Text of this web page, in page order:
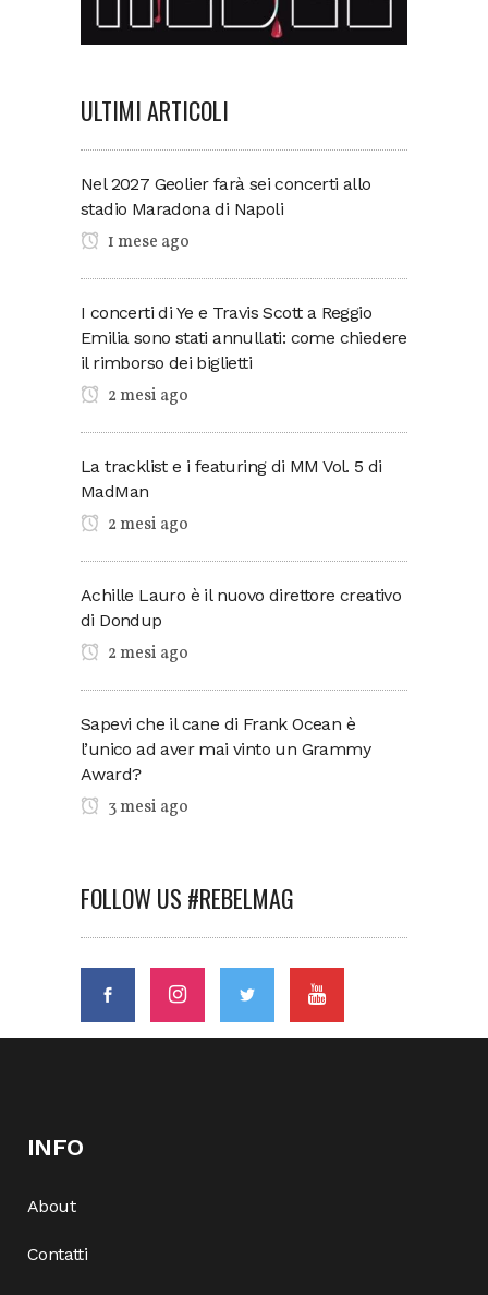
ULTIMI ARTICOLI
Nel 2027 Geolier farà sei concerti allo
stadio Maradona di Napoli
1 mese ago
I concerti di Ye e Travis Scott a Reggio
Emilia sono stati annullati: come chiedere
il rimborso dei biglietti
2 mesi ago
La tracklist e i featuring di MM Vol. 5 di
MadMan
2 mesi ago
Achille Lauro è il nuovo direttore creativo
di Dondup
2 mesi ago
Sapevi che il cane di Frank Ocean è
l’unico ad aver mai vinto un Grammy
Award?
3 mesi ago
FOLLOW US #REBELMAG
INFO
About
Contatti